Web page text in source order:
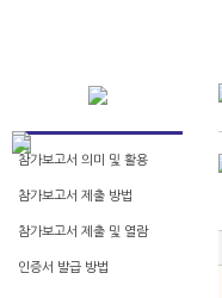
참가보고서 의미 및 활용
참가보고서 제출 방법
참가보고서 제출 및 열람
인증서 발급 방법